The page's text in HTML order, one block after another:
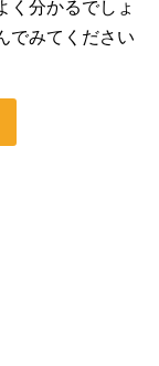
く分かるでしょ
でみてください